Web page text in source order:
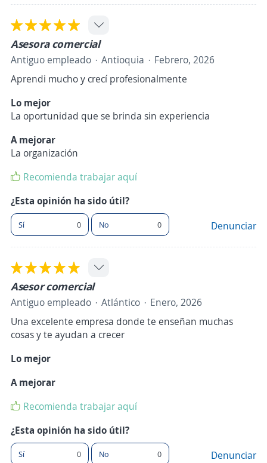
Asesora comercial
Antiguo empleado Antioquia
Febrero, 2026
Aprendi mucho y crecí profesionalmente
Lo mejor
La oportunidad que se brinda sin experiencia
A mejorar
La organización
Recomienda trabajar aquí
¿Esta opinión ha sido útil?
Sí 0 No 0 Denunciar
Asesor comercial
Antiguo empleado Atlántico
Enero, 2026
Una excelente empresa donde te enseñan muchas
cosas y te ayudan a crecer
Lo mejor
A mejorar
Recomienda trabajar aquí
¿Esta opinión ha sido útil?
Sí 0 No 0 Denunciar